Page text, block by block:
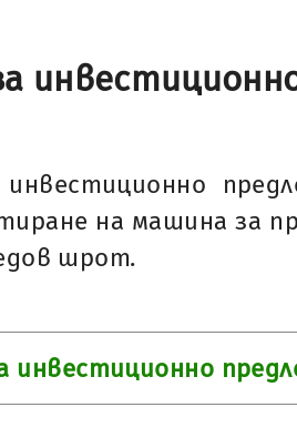
на машина за
шрот.
инвестиционно